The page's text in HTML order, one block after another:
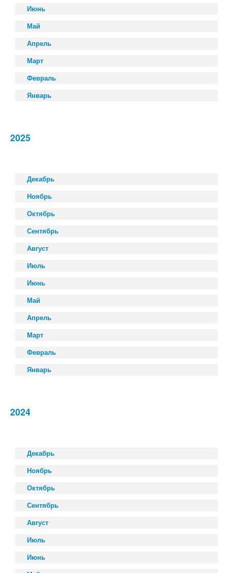
Июнь
Май
Апрель
Март
Февраль
Январь
2025
Декабрь
Ноябрь
Октябрь
Сентябрь
Август
Июль
Июнь
Май
Апрель
Март
Февраль
Январь
2024
Декабрь
Ноябрь
Октябрь
Сентябрь
Август
Июль
Июнь